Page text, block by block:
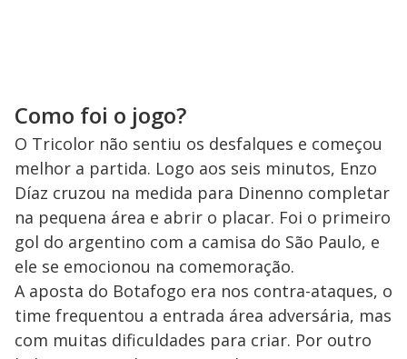
Como foi o jogo?
O Tricolor não sentiu os desfalques e começou
melhor a partida. Logo aos seis minutos, Enzo
Díaz cruzou na medida para Dinenno completar
na pequena área e abrir o placar. Foi o primeiro
gol do argentino com a camisa do São Paulo, e
ele se emocionou na comemoração.
A aposta do Botafogo era nos contra-ataques, o
time frequentou a entrada área adversária, mas
com muitas dificuldades para criar. Por outro